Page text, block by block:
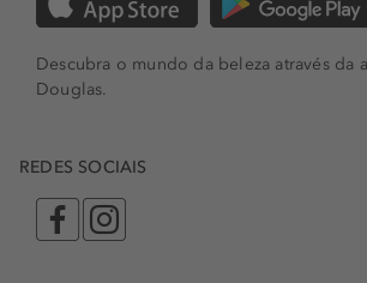
Descubra o mundo da beleza através da
Douglas.
REDES SOCIAIS